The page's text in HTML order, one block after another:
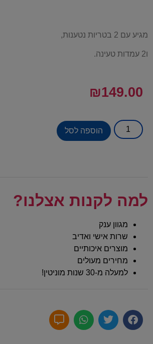
מגיע עם 2 בטריות נטענות,
ו2 עמדות טעינה.
₪149.00
הוספה לסל
למה לקנות אצלנו?
מגוון ענק
שרות אישי ואדיב
מוצרים איכותיים
מחירים מעולים
למעלה מ-30 שנות מוניטין!